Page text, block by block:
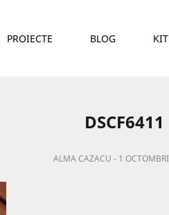
PROIECTE BLOG
DSCF6411
ALMA CAZACU - 1